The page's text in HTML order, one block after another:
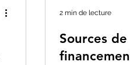
Sources de
2 min de lecture